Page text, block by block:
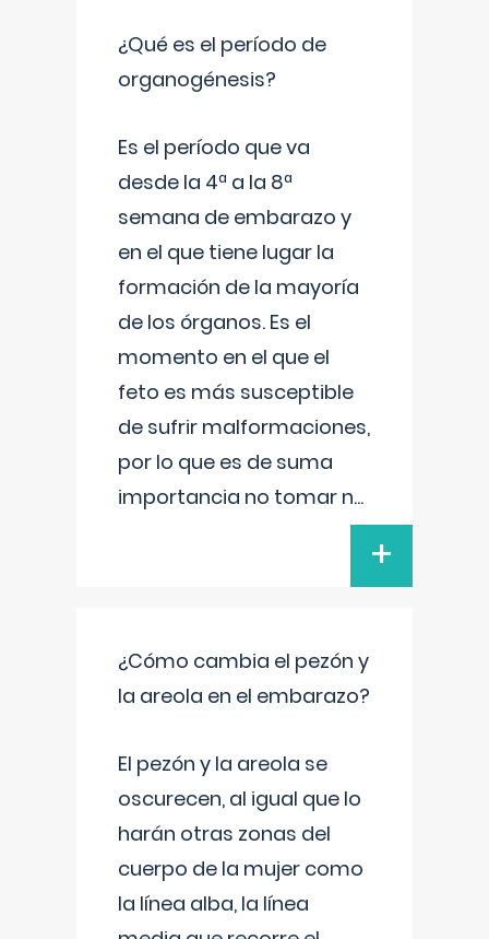
¿Qué es el período de
organogénesis?
Es el período que va
desde la 4ª a la 8ª
semana de embarazo y
en el que tiene lugar la
formación de la mayoría
de los órganos. Es el
momento en el que el
feto es más susceptible
de sufrir malformaciones,
por lo que es de suma
importancia no tomar n...
+
¿Cómo cambia el pezón y
la areola en el embarazo?
El pezón y la areola se
oscurecen, al igual que lo
harán otras zonas del
cuerpo de la mujer como
la línea alba, la línea